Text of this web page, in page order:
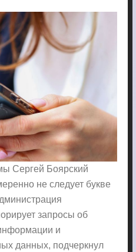
Сергей Боярский
не следует букве
запросы об
и
данных, подчеркнул